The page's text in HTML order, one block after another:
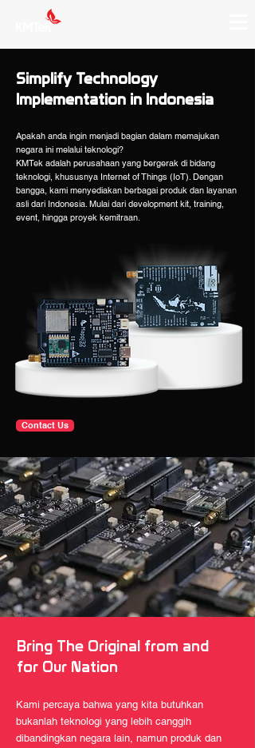
Simplify Technology
Implementation in Indonesia
Apakah anda ingin menjadi bagian dalam memajukan
negara ini melalui teknologi?
KMTek adalah perusahaan yang bergerak di bidang
teknologi, khususnya Internet of Things (IoT). Dengan
bangga, kami menyediakan berbagai produk dan layanan
asli dari Indonesia. Mulai dari development kit, training,
event, hingga proyek kemitraan.
Contact Us
Bring The Original from and
for Our Nation
Kami percaya bahwa yang kita butuhkan
bukanlah teknologi yang lebih canggih
dibandingkan negara lain, namun produk dan